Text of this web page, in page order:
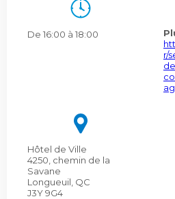
Réclamations
Vérificatrice générale
Vérificatrice générale
De 16:00 à 18:00
r/
Hôtel de Ville
4250, chemin de la
Savane
Longueuil, QC
J3Y 9G4